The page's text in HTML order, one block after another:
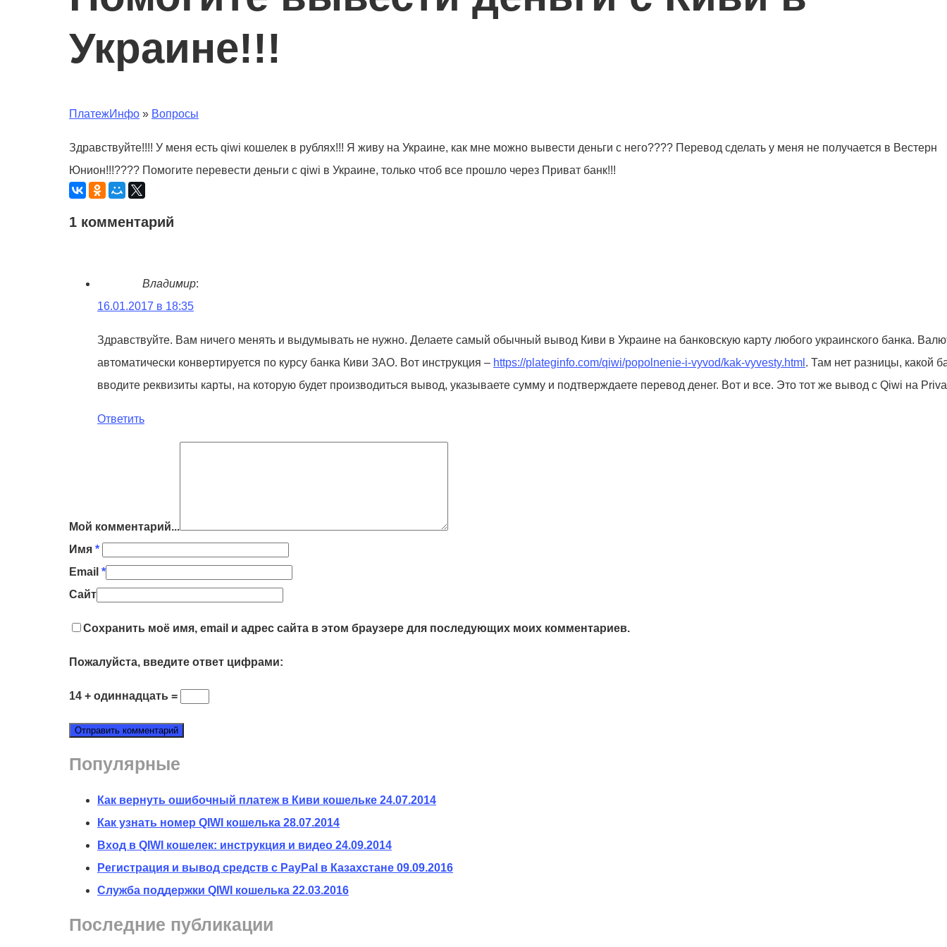
Украине!!!
ПлатежИнфо » Вопросы
Здравствуйте!!!! У меня есть qiwi кошелек в рублях!!! Я живу на Украине, как мне можно вывести деньги с него???? Перевод сделать у меня не получается в Вестерн
Юнион!!!???? Помогите перевести деньги с qiwi в Украине, только чтоб все прошло через Приват банк!!!
1 комментарий
Владимир:
16.01.2017 в 18:35
Здравствуйте. Вам ничего менять и выдумывать не нужно. Делаете самый обычный вывод Киви в Украине на банковскую карту любого украинского банка.
автоматически конвертируется по курсу банка Киви ЗАО. Вот инструкция – https://plateginfo.com/qiwi/popolnenie-i-vyvod/kak-vyvesty.html . Там нет разницы, какой
вводите реквизиты карты, на которую будет производиться вывод, указываете сумму и подтверждаете перевод денег. Вот и все. Это тот же вывод с Qiwi на
Ответить
Мой комментарий...
Имя *
Email *
Сайт
Сохранить моё имя, email и адрес сайта в этом браузере для последующих моих комментариев.
Пожалуйста, введите ответ цифрами:
14 + одиннадцать =
Популярные
Как вернуть ошибочный платеж в Киви кошельке 24.07.2014
Как узнать номер QIWI кошелька 28.07.2014
Вход в QIWI кошелек: инструкция и видео 24.09.2014
Регистрация и вывод средств с PayPal в Казахстане 09.09.2016
Служба поддержки QIWI кошелька 22.03.2016
Последние публикации